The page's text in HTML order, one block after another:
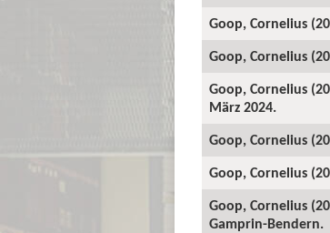
Goop, Cornelius
Goop, Cornelius
Goop, Cornelius
März 2024.
Goop, Cornelius
Goop, Cornelius
Goop, Cornelius
Gamprin-Bendern.